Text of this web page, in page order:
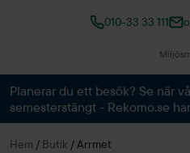
010-33 33 111
Planerar du ett besök? Se när
semesterstängt - Rekomo.se
Hem / Butik /Arrmet